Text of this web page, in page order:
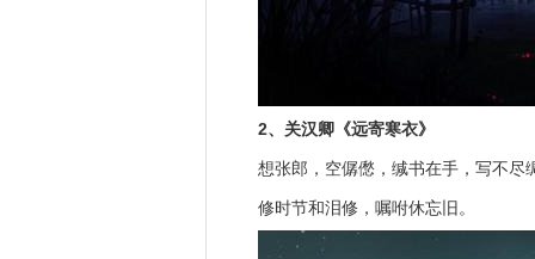
2、关汉卿《远寄寒衣》
想张郎，空僝僽，缄书在手，写不尽
修时节和泪修，嘱咐休忘旧。